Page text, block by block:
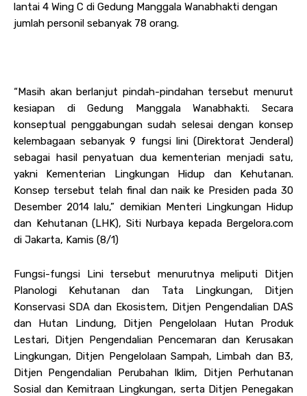
lantai 4 Wing C di Gedung Manggala Wanabhakti dengan
jumlah personil sebanyak 78 orang.
“Masih akan berlanjut pindah-pindahan tersebut menurut
kesiapan di Gedung Manggala Wanabhakti. Secara
konseptual penggabungan sudah selesai dengan konsep
kelembagaan sebanyak 9 fungsi lini (Direktorat Jenderal)
sebagai hasil penyatuan dua kementerian menjadi satu,
yakni Kementerian Lingkungan Hidup dan Kehutanan.
Konsep tersebut telah final dan naik ke Presiden pada 30
Desember 2014 lalu,” demikian Menteri Lingkungan Hidup
dan Kehutanan (LHK), Siti Nurbaya kepada Bergelora.com
di Jakarta, Kamis (8/1)
Fungsi-fungsi Lini tersebut menurutnya meliputi Ditjen
Planologi Kehutanan dan Tata Lingkungan, Ditjen
Konservasi SDA dan Ekosistem, Ditjen Pengendalian DAS
dan Hutan Lindung, Ditjen Pengelolaan Hutan Produk
Lestari, Ditjen Pengendalian Pencemaran dan Kerusakan
Lingkungan, Ditjen Pengelolaan Sampah, Limbah dan B3,
Ditjen Pengendalian Perubahan Iklim, Ditjen Perhutanan
Sosial dan Kemitraan Lingkungan, serta Ditjen Penegakan